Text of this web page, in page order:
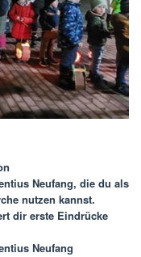
Neufang, die du als
nutzen kannst.
dir erste Eindrücke
Neufang